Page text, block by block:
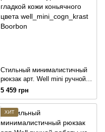
Стильный минималистичный
рюкзак арт. Well mini ручной
работы из натуральной
цвета
5 459 грн
ХИТ